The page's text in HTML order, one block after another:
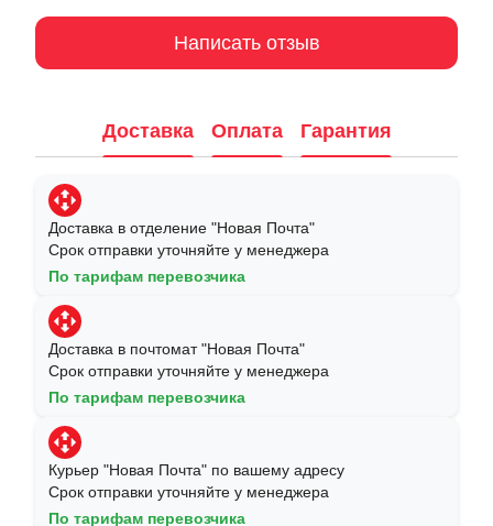
Написать отзыв
Доставка Оплата Гарантия
Доставка в отделение "Новая Почта"
Срок отправки уточняйте у менеджера
По тарифам перевозчика
Доставка в почтомат "Новая Почта"
Срок отправки уточняйте у менеджера
По тарифам перевозчика
Курьер "Новая Почта" по вашему адресу
Срок отправки уточняйте у менеджера
По тарифам перевозчика